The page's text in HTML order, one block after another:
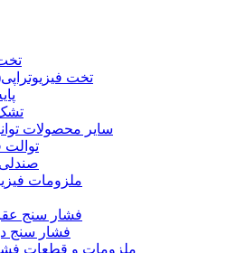
تخت
تشک
سایر محصولات
توالت
ملزومات
فشار سنج
فشار سنج
ملزومات و قطعات